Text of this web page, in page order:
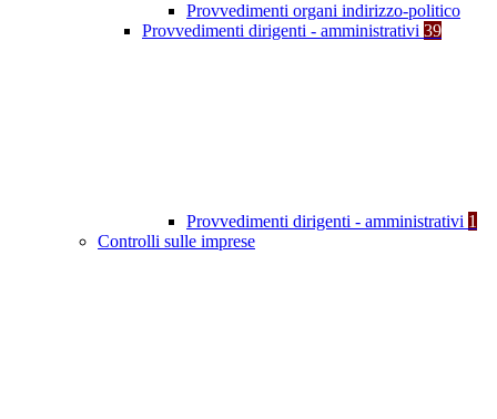
Provvedimenti organi indirizzo-politico
Provvedimenti dirigenti - amministrativi 39
Provvedimenti dirigenti - amministrativi 1
Controlli sulle imprese